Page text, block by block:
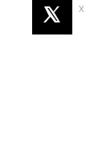
X